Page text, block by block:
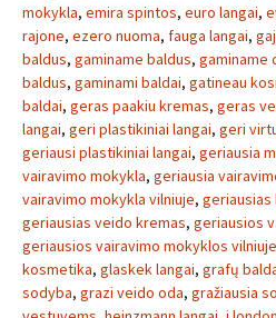
mokykla, emira spintos, euro langai,
rajone, ezero nuoma, fauga langai,
baldus, gaminame baldus, gaminame
baldus, gaminami baldai, gatineau
baldai, geras paakiu kremas, geras
langai, geri plastikiniai langai, geri
geriausi plastikiniai langai, geriausia
vairavimo mokykla, geriausia
vairavimo mokykla vilniuje, geriausias
geriausias veido kremas, geriausios
geriausios vairavimo mokyklos vilniuje
kosmetika, glaskek langai, grafų
sodyba, grazi veido oda, gražiausia